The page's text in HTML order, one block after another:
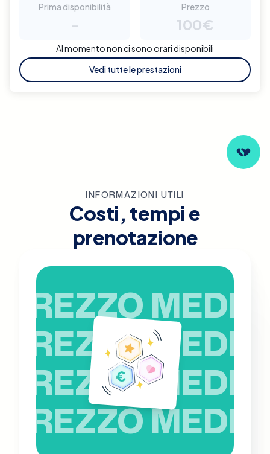
Prima disponibilità
-
Prezzo
100€
Al momento non ci sono orari disponibili
Vedi tutte le prestazioni
INFORMAZIONI UTILI
Costi, tempi e
prenotazione
PREZZO MEDIO
PREZZO MEDIO
PREZZO MEDIO
PREZZO MEDIO